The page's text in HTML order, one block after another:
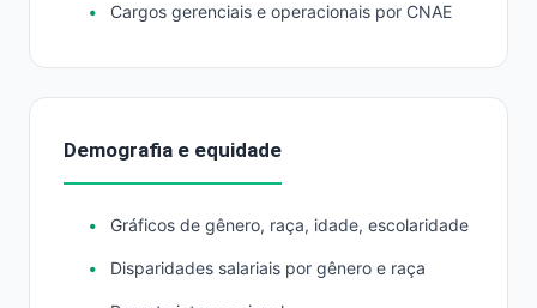
Cargos gerenciais e operacionais por CNAE
Demografia e equidade
Gráficos de gênero, raça, idade, escolaridade
Disparidades salariais por gênero e raça